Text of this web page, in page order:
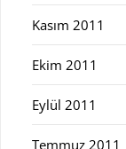
Kasım 2011
Ekim 2011
Eylül 2011
Temmuz 2011